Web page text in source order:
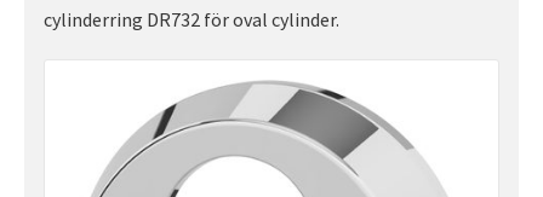
cylinderring DR732 för oval cylinder.